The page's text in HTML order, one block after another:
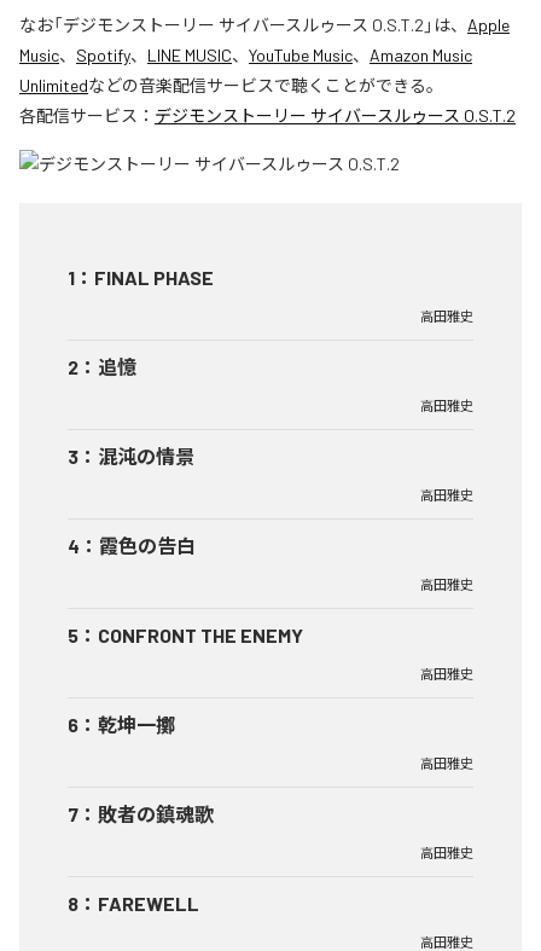
なお「デジモンストーリー サイバースルゥース O.S.T.2 」は、 Apple
Music、 Spotify、 LINE MUSIC、 YouTube Music、 Amazon Music
Unlimitedなどの音楽配信サービスで聴くことができる。
各配信サービス： デジモンストーリー サイバースルゥース O.S.T.2
1 ： FINAL PHASE
高田雅史
2 ： 追憶
高田雅史
3 ： 混沌の情景
高田雅史
4 ： 霞色の告白
高田雅史
5 ： CONFRONT THE ENEMY
高田雅史
6 ： 乾坤一擲
高田雅史
7 ： 敗者の鎮魂歌
高田雅史
8 ： FAREWELL
高田雅史